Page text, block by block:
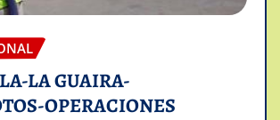
LA GUAIRA-
OPERACIONES